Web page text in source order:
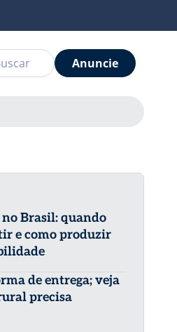
Anuncie
Brasil: quando
e como produzir
de entrega; veja
precisa